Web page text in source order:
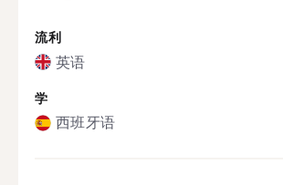
流利
英语
学
西班牙语